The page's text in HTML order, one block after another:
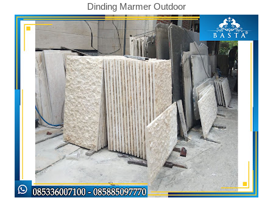
Dinding Marmer Outdoor